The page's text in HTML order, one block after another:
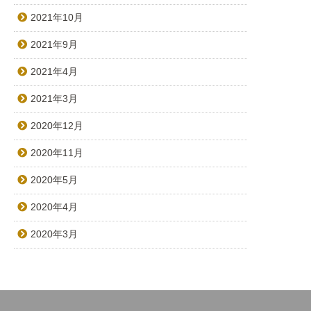
2021年10月
2021年9月
2021年4月
2021年3月
2020年12月
2020年11月
2020年5月
2020年4月
2020年3月